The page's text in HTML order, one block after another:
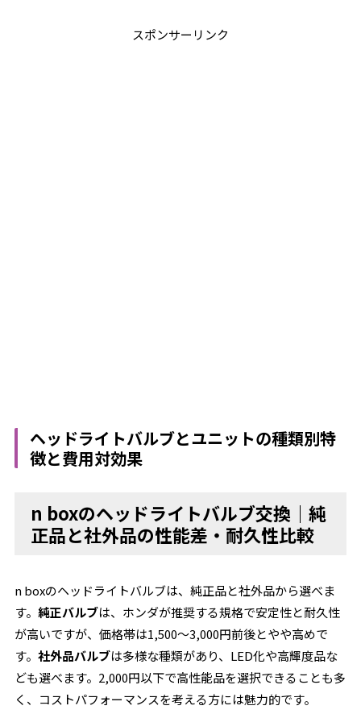
スポンサーリンク
ヘッドライトバルブとユニットの種類別特
徴と費用対効果
n boxのヘッドライトバルブ交換｜純
正品と社外品の性能差・耐久性比較
n boxのヘッドライトバルブは、純正品と社外品から選べま
す。純正バルブは、ホンダが推奨する規格で安定性と耐久性
が高いですが、価格帯は1,500～3,000円前後とやや高めで
す。社外品バルブは多様な種類があり、LED化や高輝度品な
ども選べます。2,000円以下で高性能品を選択できることも多
く、コストパフォーマンスを考える方には魅力的です。